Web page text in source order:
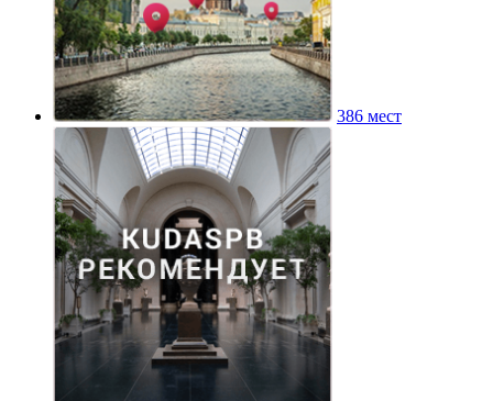
386 мест